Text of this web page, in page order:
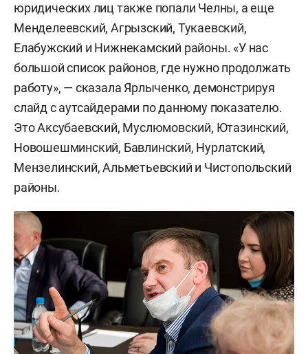
юридических лиц также попали Челны, а еще
Менделеевский, Агрызский, Тукаевский,
Елабужский и Нижнекамский районы. «У нас
большой список районов, где нужно продолжать
работу», — сказала Ярлыченко, демонстрируя
слайд с аутсайдерами по данному показателю.
Это Аксубаевский, Муслюмовский, Ютазинский,
Новошешминский, Бавлинский, Нурлатский,
Мензелинский, Альметьевский и Чистопольский
районы.